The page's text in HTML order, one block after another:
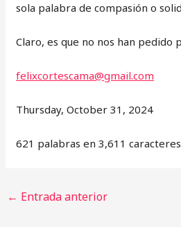
sola palabra de compasión o
Claro, es que no nos han pedido
felixcortescama@gmail.com
Thursday, October 31, 2024
621 palabras en 3,611
← Entrada anterior